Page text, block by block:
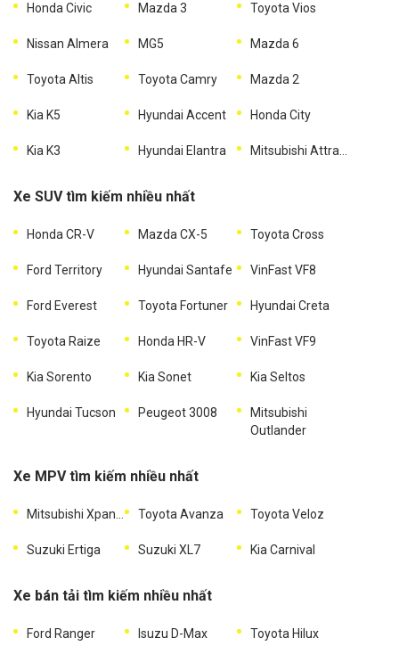
Honda Civic Mazda 3 Toyota Vios
Nissan Almera MG5 Mazda 6
Toyota Altis Toyota Camry Mazda 2
Kia K5 Hyundai Accent Honda City
Kia K3 Hyundai Elantra Mitsubishi Attrage
Xe SUV tìm kiếm nhiều nhất
Honda CR-V Mazda CX-5 Toyota Cross
Ford Territory Hyundai Santafe VinFast VF8
Ford Everest Toyota Fortuner Hyundai Creta
Toyota Raize Honda HR-V VinFast VF9
Kia Sorento Kia Sonet Kia Seltos
Hyundai Tucson Peugeot 3008
Mitsubishi
Outlander
Xe MPV tìm kiếm nhiều nhất
Mitsubishi Xpander Toyota Avanza Toyota Veloz
Suzuki Ertiga Suzuki XL7 Kia Carnival
Xe bán tải tìm kiếm nhiều nhất
Ford Ranger Isuzu D-Max Toyota Hilux